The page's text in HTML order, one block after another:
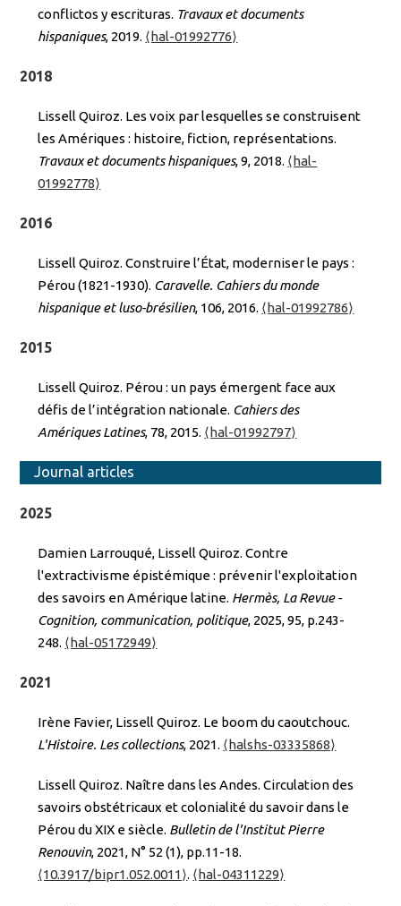
conflictos y escrituras. Travaux et documents
hispaniques, 2019. ⟨hal-01992776⟩
2018
Lissell Quiroz. Les voix par lesquelles se construisent
les Amériques : histoire, fiction, représentations.
Travaux et documents hispaniques, 9, 2018. ⟨hal-
01992778⟩
2016
Lissell Quiroz. Construire l’État, moderniser le pays :
Pérou (1821-1930). Caravelle. Cahiers du monde
hispanique et luso-brésilien, 106, 2016. ⟨hal-01992786⟩
2015
Lissell Quiroz. Pérou : un pays émergent face aux
défis de l’intégration nationale. Cahiers des
Amériques Latines, 78, 2015. ⟨hal-01992797⟩
Journal articles
2025
Damien Larrouqué, Lissell Quiroz. Contre
l'extractivisme épistémique : prévenir l'exploitation
des savoirs en Amérique latine. Hermès, La Revue -
Cognition, communication, politique, 2025, 95, p.243-
248. ⟨hal-05172949⟩
2021
Irène Favier, Lissell Quiroz. Le boom du caoutchouc.
L'Histoire. Les collections, 2021. ⟨halshs-03335868⟩
Lissell Quiroz. Naître dans les Andes. Circulation des
savoirs obstétricaux et colonialité du savoir dans le
Pérou du XIX e siècle. Bulletin de l'Institut Pierre
Renouvin, 2021, N° 52 (1), pp.11-18.
⟨10.3917/bipr1.052.0011⟩. ⟨hal-04311229⟩